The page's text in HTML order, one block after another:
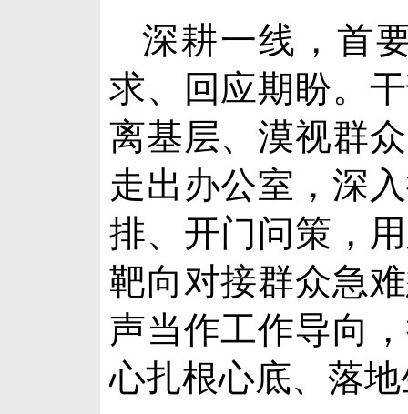
深耕一线，首
求、回应期盼。
离基层、漠视群
走出办公室，深
排、开门问策，
靶向对接群众急
声当作工作导向
心扎根心底、落